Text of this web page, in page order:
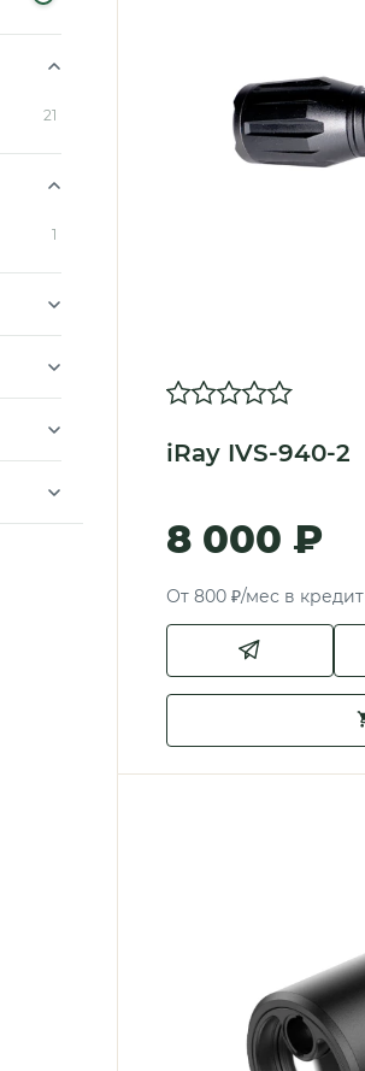
21
1
iRay IVS-940-2
8 000 ₽
От 800 ₽/мес в кредит